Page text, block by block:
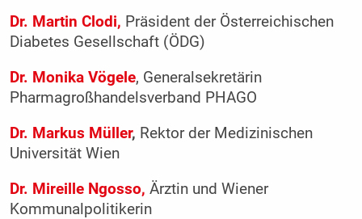
Dr. Martin Clodi, Präsident der Österreichischen
Diabetes Gesellschaft (ÖDG)
Dr. Monika Vögele, Generalsekretärin
Pharmagroßhandelsverband PHAGO
Dr. Markus Müller, Rektor der Medizinischen
Universität Wien
Dr. Mireille Ngosso, Ärztin und Wiener
Kommunalpolitikerin